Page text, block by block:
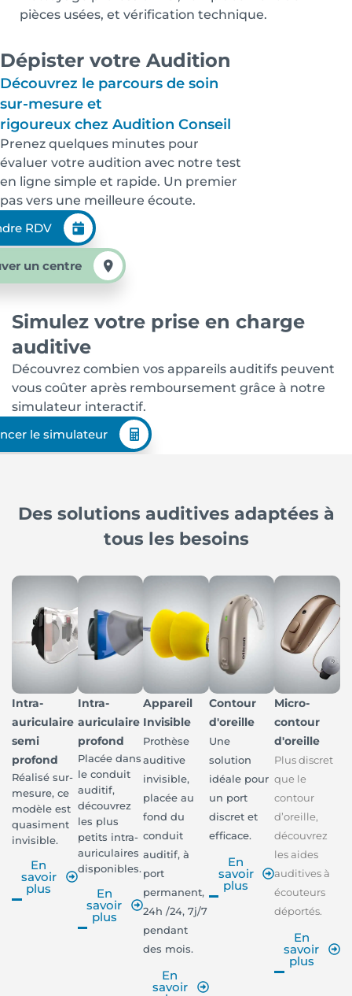
pièces usées, et vérification technique.
Dépister votre Audition
Découvrez le parcours de soin
sur-mesure et
rigoureux chez Audition Conseil
Prenez quelques minutes pour
évaluer votre audition avec notre test
en ligne simple et rapide. Un premier
pas vers une meilleure écoute.
RDV
un centre
Simulez votre prise en charge
auditive
Découvrez combien vos appareils auditifs peuvent
vous coûter après remboursement grâce à notre
simulateur interactif.
le simulateur
Des solutions auditives adaptées à
tous les besoins
Intra-
auriculaire
semi
profond
Réalisé sur-
mesure, ce
modèle est
quasiment
invisible.
En
savoir
plus
Intra-
auriculaire
profond
Placée dans
le conduit
auditif,
découvrez
les plus
petits intra-
auriculaires
disponibles.
En
savoir
plus
Appareil
Invisible
Prothèse
auditive
invisible,
placée au
fond du
conduit
auditif, à
port
permanent,
24h /24, 7j/7
pendant
des mois.
En
savoir
Contour
d'oreille
Une
solution
idéale pour
un port
discret et
efficace.
En
savoir
plus
Micro-
contour
d'oreille
Plus discret
que le
contour
d’oreille,
découvrez
les aides
auditives à
écouteurs
déportés.
En
savoir
plus